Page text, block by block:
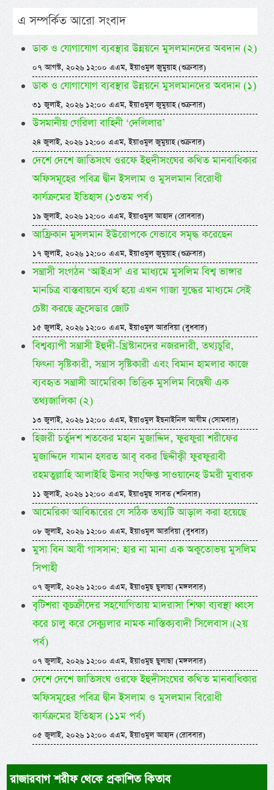
এ সম্পর্কিত আরো সংবাদ
ডাক ও যোগাযোগ ব্যবস্থার উন্নয়নে মুসলমানদের অবদান (২)
০৭ আগস্ট, ২০২৬ ১২:০০ এএম, ইয়াওমুল জুমুয়াহ (শুক্রবার)
ডাক ও যোগাযোগ ব্যবস্থার উন্নয়নে মুসলমানদের অবদান (১)
৩১ জুলাই, ২০২৬ ১২:০০ এএম, ইয়াওমুল জুমুয়াহ (শুক্রবার)
উসমানীয় গেরিলা বাহিনী ‘দেলিলার’
২৪ জুলাই, ২০২৬ ১২:০০ এএম, ইয়াওমুল জুমুয়াহ (শুক্রবার)
দেশে দেশে জাতিসংঘ ওরফে ইহুদীসংঘের কথিত মানবাধিকার
অফিসমূহের পবিত্র দ্বীন ইসলাম ও মুসলমান বিরোধী
কার্যক্রমের ইতিহাস (১৩তম পর্ব)
১৯ জুলাই, ২০২৬ ১২:০০ এএম, ইয়াওমুল আহাদ (রোববার)
আফ্রিকান মুসলমান ইউরোপকে যেভাবে সমৃদ্ধ করেছেন
১৭ জুলাই, ২০২৬ ১২:০০ এএম, ইয়াওমুল জুমুয়াহ (শুক্রবার)
সন্ত্রাসী সংগঠন ‘আইএস’ এর মাধ্যমে মুসলিম বিশ্ব ভাঙ্গার
মানচিত্র বাস্তবায়নে ব্যর্থ হয়ে এখন গাজা যুদ্ধের মাধ্যমে সেই
চেষ্টা করছে ক্রুসেডার জোট
১৫ জুলাই, ২০২৬ ১২:০০ এএম, ইয়াওমুল আরবিয়া (বুধবার)
বিশ্বব্যাপী সন্ত্রাসী ইহুদী-খ্রিস্টানদের নজরদারী, তথ্যচুরি,
ফিৎনা সৃষ্টিকারী, সন্ত্রাস সৃষ্টিকারী এবং বিমান হামলার কাজে
ব্যবহৃত সন্ত্রাসী আমেরিকা ভিত্তিক মুসলিম বিদ্বেষী এক
তথ্যজালিকা (২)
১৩ জুলাই, ২০২৬ ১২:০০ এএম, ইয়াওমুল ইছনাইনিল আযীম (সোমবার)
হিজরী চর্তুদশ শতকের মহান মুজাদ্দিদ, ফুরফুরা শরীফের
মুজাদ্দিদে যামান হযরত আবূ বকর ছিদ্দীক্বী ফুরফুরাবী
রহমতুল্লাহি আলাইহি উনার সংক্ষিপ্ত সাওয়ানেহ উমরী মুবারক
১১ জুলাই, ২০২৬ ১২:০০ এএম, ইয়াওমুছ সাবত (শনিবার)
আমেরিকা আবিষ্কারের যে সঠিক তথ্যটি আড়াল করা হয়েছে
০৮ জুলাই, ২০২৬ ১২:০০ এএম, ইয়াওমুল আরবিয়া (বুধবার)
মুসা বিন আবী গাসসান: হার না মানা এক অকুতোভয় মুসলিম
সিপাহী
০৭ জুলাই, ২০২৬ ১২:০০ এএম, ইয়াওমুছ ছুলাছা (মঙ্গলবার)
বৃটিশরা কুচক্রীদের সহযোগিতায় মাদরাসা শিক্ষা ব্যবস্থা ধ্বংস
করে চালু করে সেক্যুলার নামক নাস্তিক্যবাদী সিলেবাস। (২য়
পর্ব)
০৭ জুলাই, ২০২৬ ১২:০০ এএম, ইয়াওমুছ ছুলাছা (মঙ্গলবার)
দেশে দেশে জাতিসংঘ ওরফে ইহুদীসংঘের কথিত মানবাধিকার
অফিসমূহের পবিত্র দ্বীন ইসলাম ও মুসলমান বিরোধী
কার্যক্রমের ইতিহাস (১১ম পর্ব)
০৫ জুলাই, ২০২৬ ১২:০০ এএম, ইয়াওমুল আহাদ (রোববার)
রাজারবাগ শরীফ থেকে প্রকাশিত কিতাব